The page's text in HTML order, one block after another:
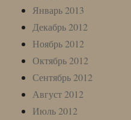
Январь 2013
Декабрь 2012
Ноябрь 2012
Октябрь 2012
Сентябрь 2012
Август 2012
Июль 2012